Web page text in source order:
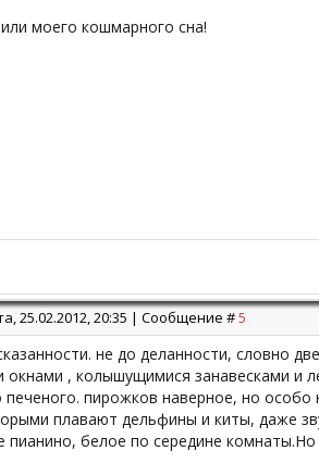
моего кошмарного сна!
25.02.2012, 20:35 | Сообщение #5
не до деланности, словно
, колышущимися занавесками и
пирожков наверное, но особо
плавают дельфины и киты, даже
белое по середине комнаты.Но